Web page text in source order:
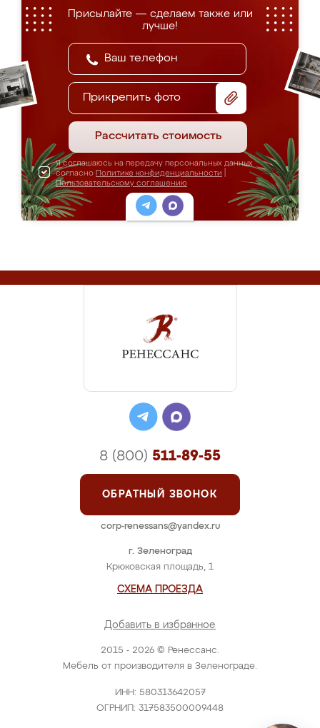
Присылайте — сделаем также или
лучше!
Прикрепить фото
Рассчитать стоимость
Я соглашаюсь на передачу персональных данных
согласно Политике конфиденциальности
Пользовательскому соглашению
2015 - 2026 © Ренессанс.
Мебель от производителя в Зеленограде.
ИНН: 580313642057
ОГРНИП: 317583500009448
г. Зеленоград
Крюковская площадь, 1
СХЕМА ПРОЕЗДА
Добавить в избранное
8 (800) 511-89-55
ОБРАТНЫЙ ЗВОНОК
corp-renessans@yandex.ru